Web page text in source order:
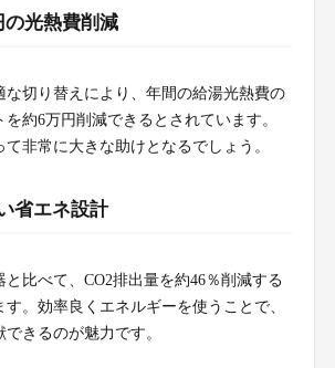
の光熱費削減
な切り替えにより、年間の給湯光熱費の
約6万円削減できるとされています。
非常に大きな助けとなるでしょう。
省エネ設計
比べて、CO2排出量を約46％削減する
。効率良くエネルギーを使うことで、
きるのが魅力です。